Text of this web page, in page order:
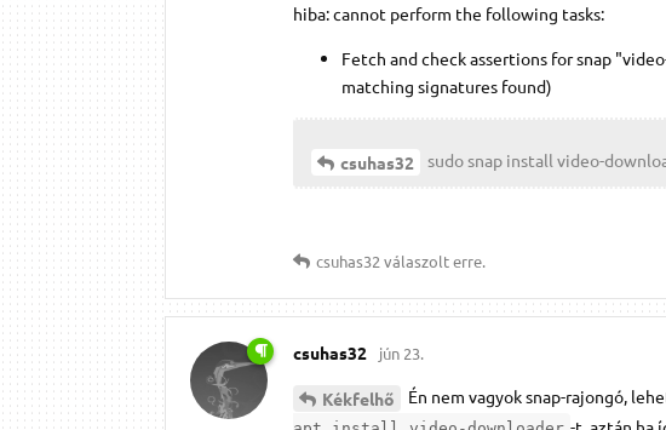
hiba: cannot perform the following tasks:
Fetch and check assertions for snap
matching signatures found)
csuhas32 sudo snap install video-
csuhas32 válaszolt erre.
csuhas32 jún 23.
Kékfelhő Én nem vagyok snap-rajongó,